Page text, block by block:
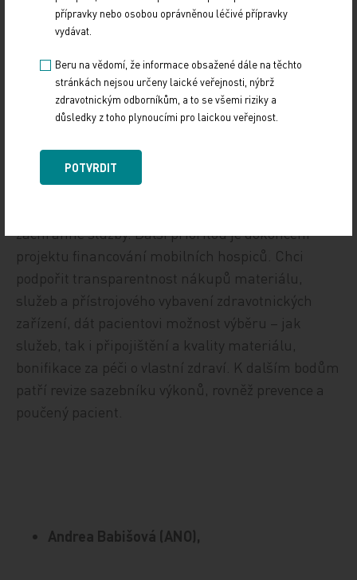
předsedkyně zdravotního výboru Karlovarského
kraje a dozorčí rady Karlovarské krajské
nemocnice a. s.
záchranné služby, zvýšit dostupnost primární péče
v regionech – systém poliklinik s ambulancemi,
záchranné služby. Další prioritou je dokončení
projektu financování mobilních hospiců. Chci
podpořit transparentnost nákupů materiálu,
služeb a přístrojového vybavení zdravotnických
zařízení, dát pacientovi možnost výběru – jak
služeb, tak i připojištění a kvality materiálu,
bonifikace za péči o vlastní zdraví. K dalším bodům
patří revize sazebníku výkonů, rovněž prevence a
poučený pacient.
Andrea Babišová (ANO),
přípravky nebo osobou oprávněnou léčivé přípravky
vydávat.
Beru na vědomí, že informace obsažené dále na těchto
stránkách nejsou určeny laické veřejnosti, nýbrž
zdravotnickým odborníkům, a to se všemi riziky a
důsledky z toho plynoucími pro laickou veřejnost.
POTVRDIT